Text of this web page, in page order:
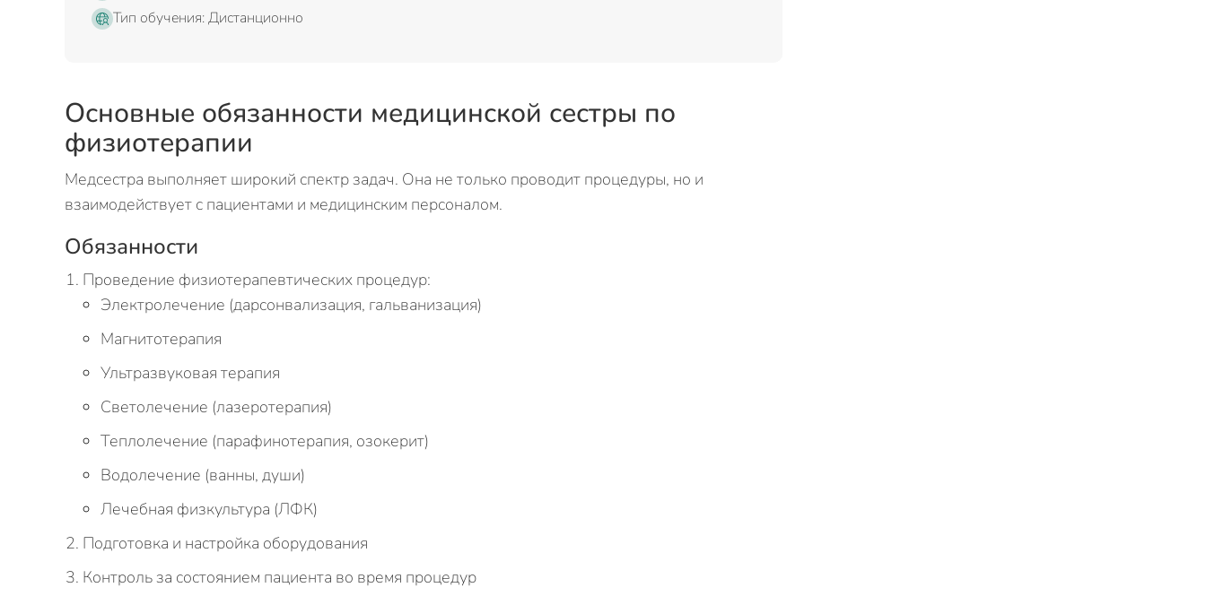
Тип обучения: Дистанционно
Основные обязанности медицинской сестры по
физиотерапии
Медсестра выполняет широкий спектр задач. Она не только проводит процедуры, но и
взаимодействует с пациентами и медицинским персоналом.
Обязанности
Проведение физиотерапевтических процедур:
Электролечение (дарсонвализация, гальванизация)
Магнитотерапия
Ультразвуковая терапия
Светолечение (лазеротерапия)
Теплолечение (парафинотерапия, озокерит)
Водолечение (ванны, души)
Лечебная физкультура (ЛФК)
Подготовка и настройка оборудования
Контроль за состоянием пациента во время процедур